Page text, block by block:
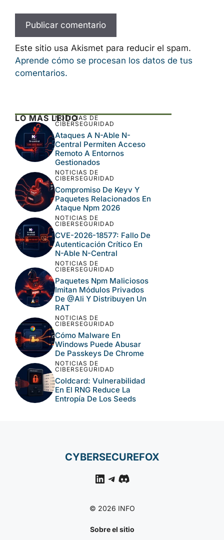
Este sitio usa Akismet para reducir el spam.
Aprende cómo se procesan los datos de tus
comentarios.
LO MÁS LEÍDO
NOTICIAS DE
CIBERSEGURIDAD
Ataques A N-Able N-
Central Permiten Acceso
Remoto A Entornos
Gestionados
NOTICIAS DE
CIBERSEGURIDAD
Compromiso De Keyv Y
Paquetes Relacionados En
Ataque Npm 2026
NOTICIAS DE
CIBERSEGURIDAD
CVE-2026-18577: Fallo De
Autenticación Crítico En
N-Able N-Central
NOTICIAS DE
CIBERSEGURIDAD
Paquetes Npm Maliciosos
Imitan Módulos Privados
De @ali Y Distribuyen Un
RAT
NOTICIAS DE
CIBERSEGURIDAD
Cómo Malware En
Windows Puede Abusar
De Passkeys De Chrome
NOTICIAS DE
CIBERSEGURIDAD
Coldcard: Vulnerabilidad
En El RNG Reduce La
Entropía De Los Seeds
CYBERSECUREFOX
LinkedIn
Telegram
Discord
© 2026 INFO
Sobre el sitio